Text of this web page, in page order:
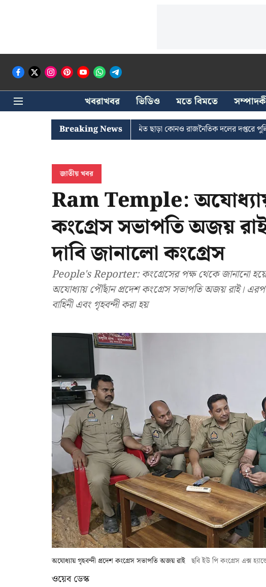
খবরাখবর ভিডিও মতে বিমতে
Breaking News
সদর দপ্তরে দিল্লি পুলিশ অনুমিত ছাড়া কোনও রাজনৈতিক দলের দপ্তরে পুলিশ ঢুকতে
জাতীয় খবর
Ram Temple:
কংগ্রেস সভাপতি অজয়
দাবি জানালো কংগ্রেস
People's Reporter: কংগ্রেসের পক্ষ থেকে জানানো
অযোধ্যায় পৌঁছান প্রদেশ কংগ্রেস সভাপতি অজয় রাই।
বাহিনী এবং গৃহবন্দী করা হয়
অযোধ্যায় গৃহবন্দী প্রদেশ কংগ্রেস সভাপতি অজয় রাই ছবি ইউ পি কংগ্রেস এক্স
ওয়েব ডেস্ক